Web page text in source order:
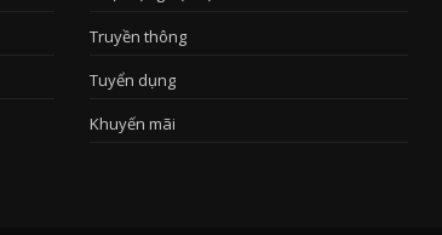
Truyền thông
Tuyển dụng
Khuyến mãi